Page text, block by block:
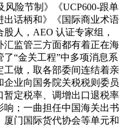
风险节制》《UCP600-跟单
话柄和》《国际商业术语
人，AEO 认证专家组，
汇监管三方面都有着正在海
“金关工程”中多项消息系
做，取各部委间连结着亲
业向国务院关税税则委员
定税率、调增出口退税率
；一曲担任中国海关出书
门国际货代协会等单元和